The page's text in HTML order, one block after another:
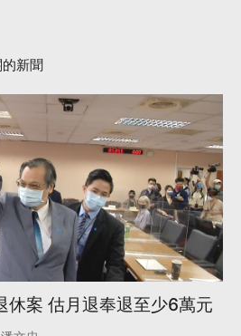
新聞
休案 估月退奉退至少6萬元